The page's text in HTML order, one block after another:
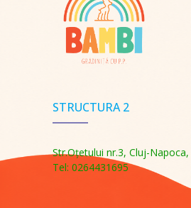
STRUCTURA 2
Str.Oţetului nr.3, Cluj-Napoca,
Tel: 0264431695